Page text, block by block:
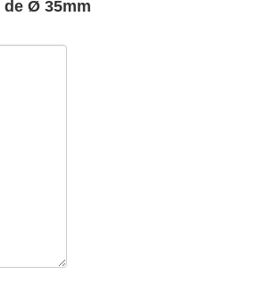
Ø 35mm